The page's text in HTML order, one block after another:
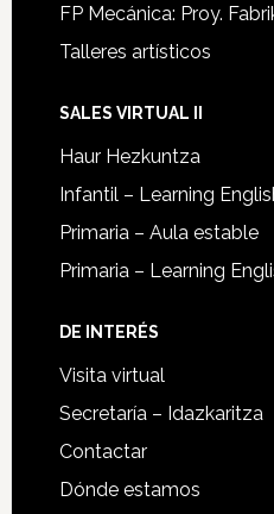
FP Mecánica: Proy.
Talleres artísticos
SALES VIRTUAL II
Haur Hezkuntza
Infantil – Learning
Primaria – Aula estable
Primaria – Learning
DE INTERÉS
Visita virtual
Secretaría – Idazkaritza
Contactar
Dónde estamos